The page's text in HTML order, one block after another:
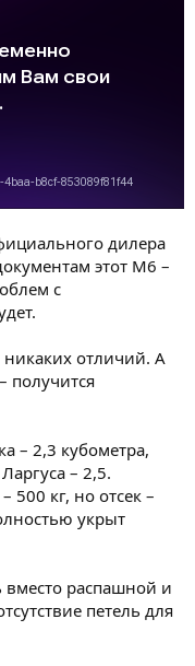
дилера
этот М6 –
с
отличий. А
получится
– 2,3 кубометра,
– 2,5.
500 кг, но отсек –
укрыт
распашной и
петель для